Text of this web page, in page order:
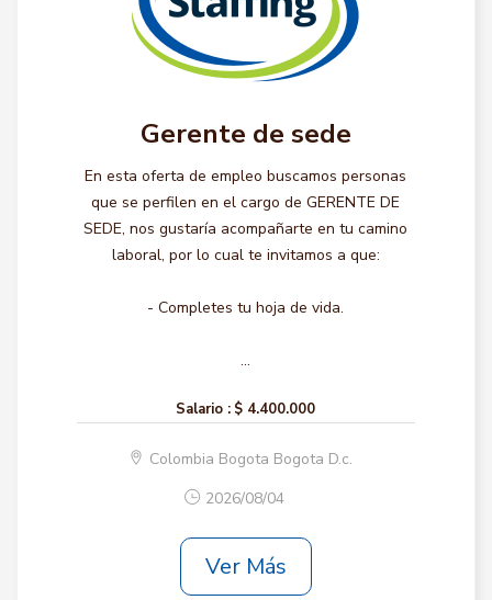
Gerente de sede
En esta oferta de empleo buscamos personas
que se perfilen en el cargo de GERENTE DE
SEDE, nos gustaría acompañarte en tu camino
laboral, por lo cual te invitamos a que:
- Completes tu hoja de vida.
...
Salario : $ 4.400.000
Colombia Bogota Bogota D.c.
2026/08/04
Ver Más